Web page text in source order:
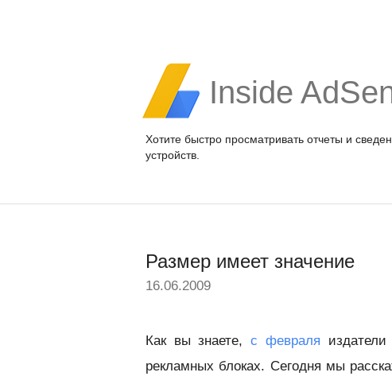
Inside
Хотите быстро просматривать отчеты и
устройств.
Размер имеет значение
16.06.2009
Как вы знаете,с февраля
рекламных блоках. Сегодня мы